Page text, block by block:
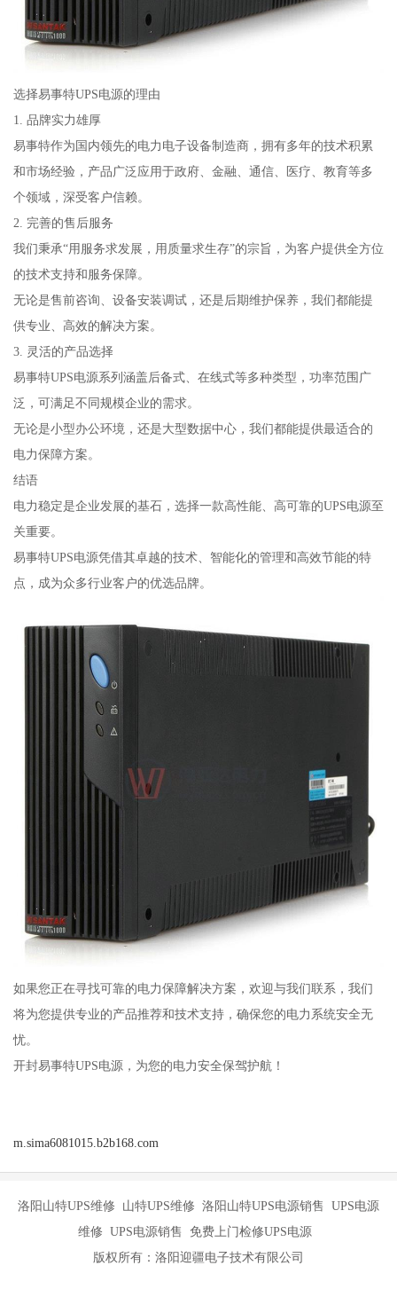
选择易事特UPS电源的理由
1. 品牌实力雄厚
易事特作为国内领先的电力电子设备制造商，拥有多年的技术积累
和市场经验，产品广泛应用于政府、金融、通信、医疗、教育等多
个领域，深受客户信赖。
2. 完善的售后服务
我们秉承“用服务求发展，用质量求生存”的宗旨，为客户提供全方位
的技术支持和服务保障。
无论是售前咨询、设备安装调试，还是后期维护保养，我们都能提
供专业、高效的解决方案。
3. 灵活的产品选择
易事特UPS电源系列涵盖后备式、在线式等多种类型，功率范围广
泛，可满足不同规模企业的需求。
无论是小型办公环境，还是大型数据中心，我们都能提供最适合的
电力保障方案。
结语
电力稳定是企业发展的基石，选择一款高性能、高可靠的UPS电源至
关重要。
易事特UPS电源凭借其卓越的技术、智能化的管理和高效节能的特
点，成为众多行业客户的优选品牌。
如果您正在寻找可靠的电力保障解决方案，欢迎与我们联系，我们
将为您提供专业的产品推荐和技术支持，确保您的电力系统安全无
忧。
开封易事特UPS电源，为您的电力安全保驾护航！
m.sima6081015.b2b168.com
洛阳山特UPS维修 山特UPS维修 洛阳山特UPS电源销售 UPS电源
维修 UPS电源销售 免费上门检修UPS电源
版权所有：洛阳迎疆电子技术有限公司